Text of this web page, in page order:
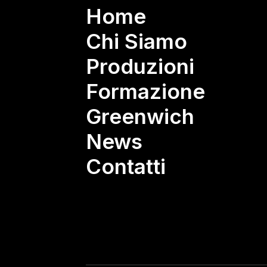
Home
Chi Siamo
Produzioni
Formazione
Greenwich
News
Contatti